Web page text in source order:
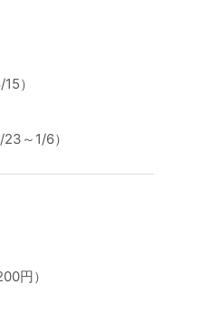
）
～1/6）
円）